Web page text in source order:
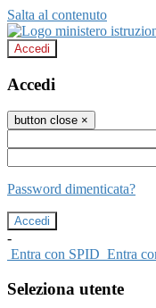
Salta al contenuto
Accedi
Accedi
button close ×
Password dimenticata?
-
Entra con SPID Entra
Seleziona utente